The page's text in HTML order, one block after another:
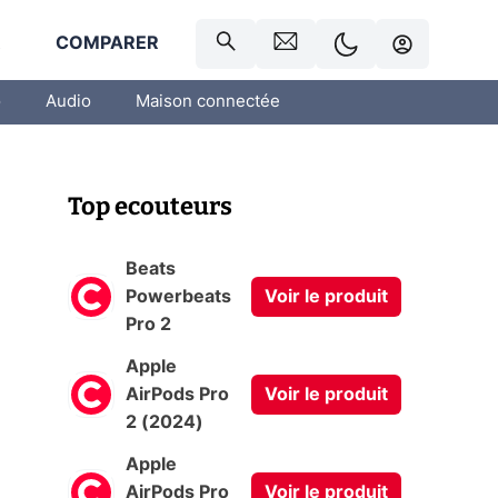
COMPARER
Audio Maison connectée
Top ecouteurs
Beats
Powerbeats
Pro 2
Voir le produit
Apple
AirPods Pro
2 (2024)
Voir le produit
Apple
AirPods Pro
Voir le produit